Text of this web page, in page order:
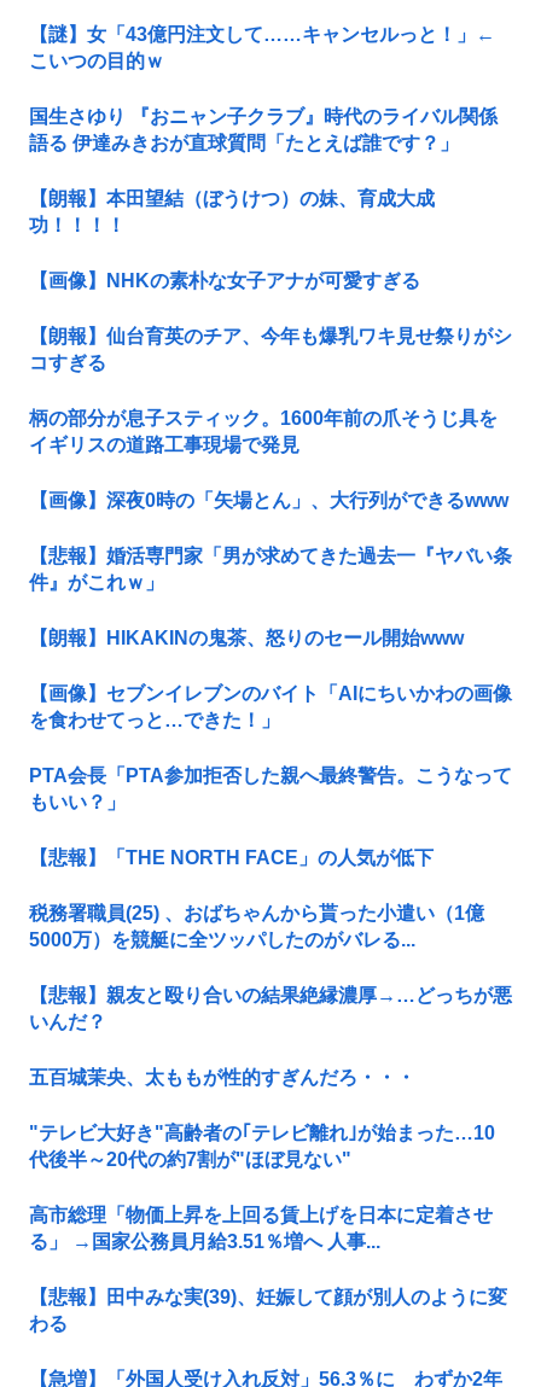
【謎】女「43億円注文して……キャンセルっと！」←
こいつの目的ｗ
国生さゆり 『おニャン子クラブ』時代のライバル関係
語る 伊達みきおが直球質問「たとえば誰です？」
【朗報】本田望結（ぼうけつ）の妹、育成大成
功！！！！
【画像】NHKの素朴な女子アナが可愛すぎる
【朗報】仙台育英のチア、今年も爆乳ワキ見せ祭りがシ
コすぎる
柄の部分が息子スティック。1600年前の爪そうじ具を
イギリスの道路工事現場で発見
【画像】深夜0時の「矢場とん」、大行列ができるwww
【悲報】婚活専門家「男が求めてきた過去一『ヤバい条
件』がこれｗ」
【朗報】HIKAKINの鬼茶、怒りのセール開始www
【画像】セブンイレブンのバイト「AIにちいかわの画像
を食わせてっと…できた！」
PTA会長「PTA参加拒否した親へ最終警告。こうなって
もいい？」
【悲報】「THE NORTH FACE」の人気が低下
税務署職員(25) 、おばちゃんから貰った小遣い（1億
5000万）を競艇に全ツッパしたのがバレる...
【悲報】親友と殴り合いの結果絶縁濃厚→…どっちが悪
いんだ？
五百城茉央、太ももが性的すぎんだろ・・・
"テレビ大好き"高齢者の｢テレビ離れ｣が始まった…10
代後半～20代の約7割が"ほぼ見ない"
高市総理「物価上昇を上回る賃上げを日本に定着させ
る」 →国家公務員月給3.51％増へ 人事...
【悲報】田中みな実(39)、妊娠して顔が別人のように変
わる
【急増】「外国人受け入れ反対」56.3％に わずか2年